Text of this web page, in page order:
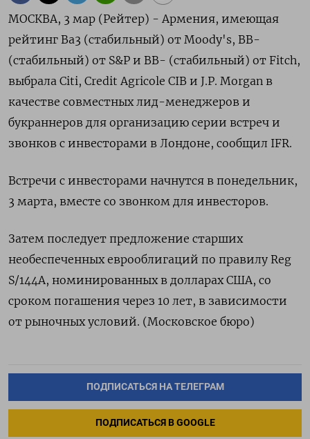
МОСКВА, 3 мар (Рейтер) - Армения, имеющая
рейтинг Ba3 (стабильный) от Moody's, BB-
(стабильный) от S&P и BB- (стабильный) от Fitch,
выбрала Citi, Credit Agricole CIB и J.P. Morgan в
качестве совместных лид-менеджеров и
букраннеров для организацию серии встреч и
звонков с инвесторами в Лондоне, сообщил IFR.
Встречи с инвесторами начнутся в понедельник,
3 марта, вместе со звонком для инвесторов.
Затем последует предложение старших
необеспеченных еврооблигаций по правилу Reg
S/144A, номинированных в долларах США, со
сроком погашения через 10 лет, в зависимости
от рыночных условий. (Московское бюро)
ПОДПИСАТЬСЯ НА ТЕЛЕГРАМ
ПОДПИСАТЬСЯ В GOOGLE